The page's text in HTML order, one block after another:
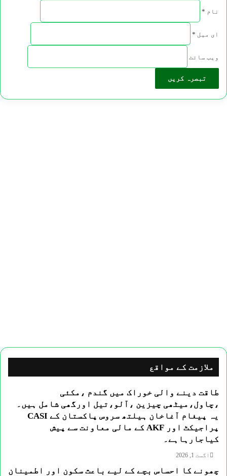
نام *
ای میل *
ویب‌ سائٹ
ملازمت کے مواقع
طاقت دینے والی خوراک میں گندم ،مکئی
،چاول،میٹھی چیزین ،آلو،تیل اورگھی شامل ہیں۔
یہ پیغام آغاخان ہیلتھ سروس پاکستان کے CASI
پراجیکٹ اور AKF کے مالی معاونت سے پیش
کیاجارہاہے۔
اگست 1, 2026
چھونے کا احساس بچے کے لیے باعث سکون اور اطمینان